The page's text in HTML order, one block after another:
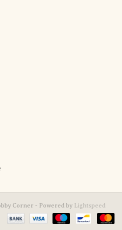
Corner - Powered by Lightspeed